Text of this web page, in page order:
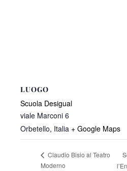
LUOGO
Scuola Desigual
viale Marconi 6
Orbetello, Italia + Google Maps
Claudio Bisio al Teatro
Moderno